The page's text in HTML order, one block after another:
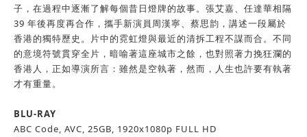
子，在過程中逐漸了解每個昔日燈牌的故事。張艾嘉、任達華相隔
39 年後再度再合作，攜手新演員周漢寧、蔡思韵，講述一段屬於
香港的獨特歷史。片中的霓虹燈與最近的清拆工程不謀而合。不同
的意境符號貫穿全片，暗喻著這座城市之餘，也對照著力挽狂瀾的
香港人，正如導演所言：雖然是空執著，然而，人生也許要有執著
才有重量。
BLU-RAY
ABC Code, AVC, 25GB, 1920x1080p FULL HD